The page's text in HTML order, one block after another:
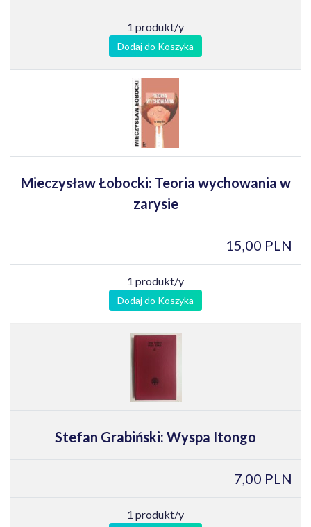
1 produkt/y
Dodaj do Koszyka
Mieczysław Łobocki: Teoria wychowania w
zarysie
15,00 PLN
1 produkt/y
Dodaj do Koszyka
Stefan Grabiński: Wyspa Itongo
7,00 PLN
1 produkt/y